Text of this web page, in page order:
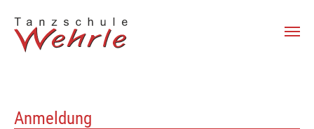
Anmeldung